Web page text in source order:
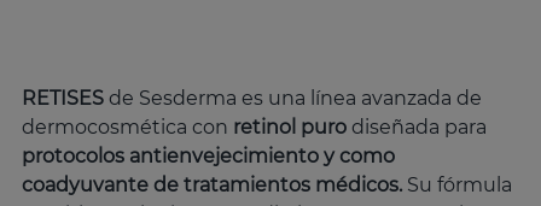
RETISES de Sesderma es una línea avanzada de
dermocosmética con retinol puro diseñada para
protocolos antienvejecimiento y como
coadyuvante de tratamientos médicos. Su fórmula